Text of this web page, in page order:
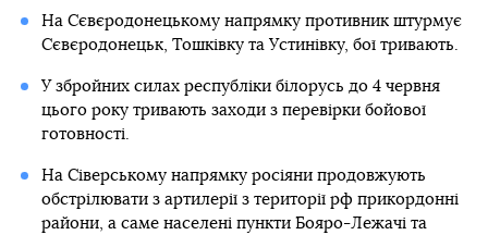
На Сєвєродонецькому напрямку противник штурмує
Сєвєродонецьк, Тошківку та Устинівку, бої тривають.
У збройних силах республіки білорусь до 4 червня
цього року тривають заходи з перевірки бойової
готовності.
На Сіверському напрямку росіяни продовжують
обстрілювати з артилерії з території рф прикордонні
райони, а саме населені пункти Бояро-Лежачі та